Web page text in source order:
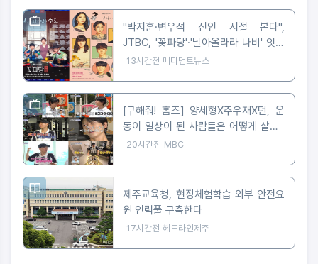
"박지훈·변우석 신인 시절 본다",
JTBC, '꽃파당'·'날아올라라 나비' 잇따
라 편성
13시간전 메디먼트뉴스
[구해줘! 홈즈] 양세형X주우재X던, 운
동이 일상이 된 사람들은 어떻게 살까?
'운동세권' 임장 특집!
20시간전 MBC
제주교육청, 현장체험학습 외부 안전요
원 인력풀 구축한다
17시간전 헤드라인제주